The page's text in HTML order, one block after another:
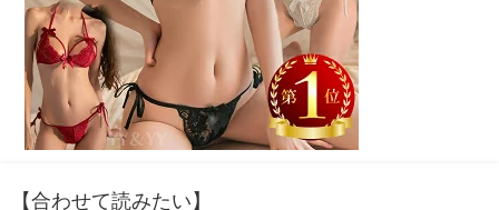
【合わせて読みたい】